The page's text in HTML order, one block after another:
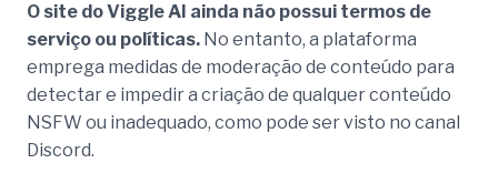
O site do Viggle AI ainda não possui termos de
serviço ou políticas. No entanto, a plataforma
emprega medidas de moderação de conteúdo para
detectar e impedir a criação de qualquer conteúdo
NSFW ou inadequado, como pode ser visto no canal
Discord.